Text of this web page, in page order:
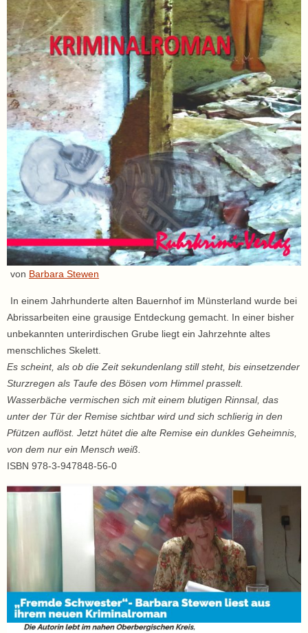
von Barbara Stewen
In einem Jahrhunderte alten Bauernhof im Münsterland wurde bei
Abrissarbeiten eine grausige Entdeckung gemacht. In einer bisher
unbekannten unterirdischen Grube liegt ein Jahrzehnte altes
menschliches Skelett.
Es scheint, als ob die Zeit sekundenlang still steht, bis einsetzender
Sturzregen als Taufe des Bösen vom Himmel prasselt.
Wasserbäche vermischen sich mit einem blutigen Rinnsal, das
unter der Tür der Remise sichtbar wird und sich schlierig in den
Pfützen auflöst. Jetzt hütet die alte Remise ein dunkles Geheimnis,
von dem nur ein Mensch weiß.
ISBN 978-3-947848-56-0